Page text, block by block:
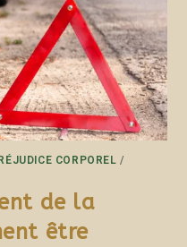
CORPOREL /
de la
être